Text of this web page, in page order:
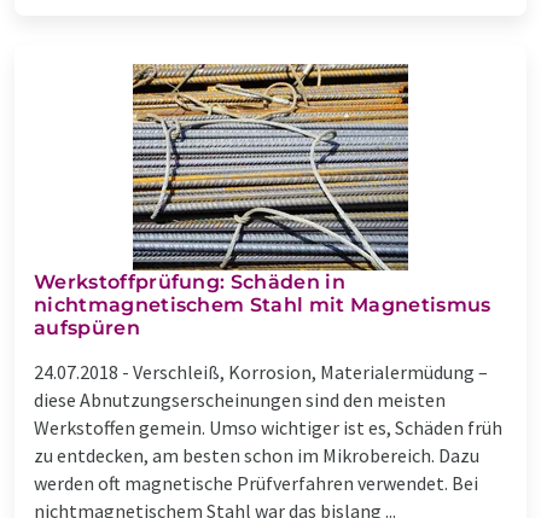
Werkstoffprüfung: Schäden in
nichtmagnetischem Stahl mit Magnetismus
aufspüren
24.07.2018 - Verschleiß, Korrosion, Materialermüdung –
diese Abnutzungserscheinungen sind den meisten
Werkstoffen gemein. Umso wichtiger ist es, Schäden früh
zu entdecken, am besten schon im Mikrobereich. Dazu
werden oft magnetische Prüfverfahren verwendet. Bei
nichtmagnetischem Stahl war das bislang ...